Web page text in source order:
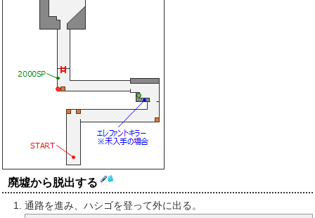
廃墟から脱出する
通路を進み、ハシゴを登って外に出る。